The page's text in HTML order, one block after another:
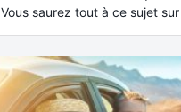
saurez tout à ce sujet